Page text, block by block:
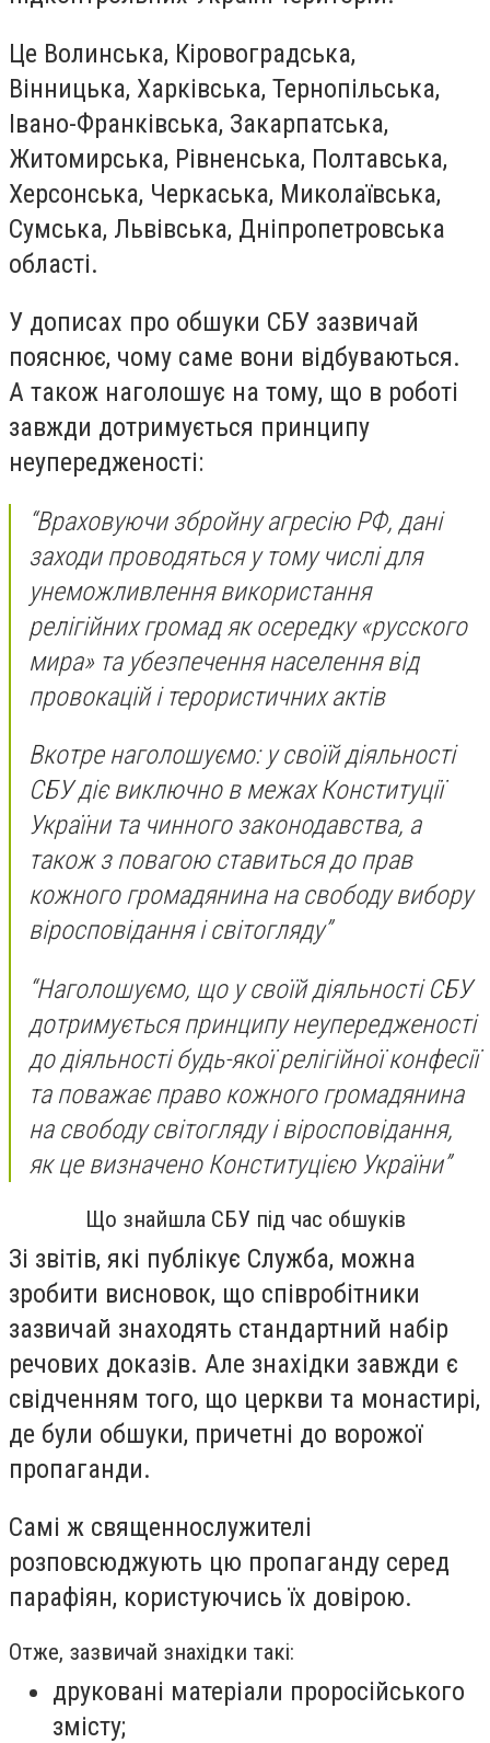
Це Волинська, Кіровоградська,
Вінницька, Харківська, Тернопільська,
Івано-Франківська, Закарпатська,
Житомирська, Рівненська, Полтавська,
Херсонська, Черкаська, Миколаївська,
Сумська, Львівська, Дніпропетровська
області.
У дописах про обшуки СБУ зазвичай
пояснює, чому саме вони відбуваються.
А також наголошує на тому, що в роботі
завжди дотримується принципу
неупередженості:
“Враховуючи збройну агресію РФ, дані
заходи проводяться у тому числі для
унеможливлення використання
релігійних громад як осередку «русского
мира» та убезпечення населення від
провокацій і терористичних актів
Вкотре наголошуємо: у своїй діяльності
СБУ діє виключно в межах Конституції
України та чинного законодавства, а
також з повагою ставиться до прав
кожного громадянина на свободу вибору
віросповідання і світогляду”
“Наголошуємо, що у своїй діяльності СБУ
дотримується принципу неупередженості
до діяльності будь-якої релігійної конфесії
та поважає право кожного громадянина
на свободу світогляду і віросповідання,
як це визначено Конституцією України”
Що знайшла СБУ під час обшуків
Зі звітів, які публікує Служба, можна
зробити висновок, що співробітники
зазвичай знаходять стандартний набір
речових доказів. Але знахідки завжди є
свідченням того, що церкви та монастирі,
де були обшуки, причетні до ворожої
пропаганди.
Самі ж священнослужителі
розповсюджують цю пропаганду серед
парафіян, користуючись їх довірою.
Отже, зазвичай знахідки такі:
друковані матеріали проросійського
змісту;